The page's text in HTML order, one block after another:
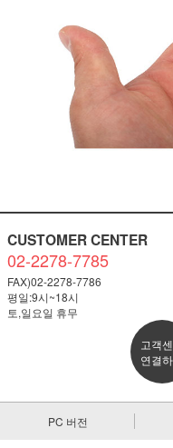
CUSTOMER CENTER
02-2278-7785
FAX)02-2278-7786
평일:9시~18시
토,일요일 휴무
고객
연결
PC 버전